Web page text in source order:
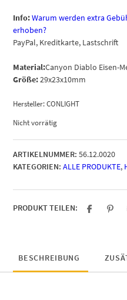
Info:Warum werden extra
erhoben?
PayPal, Kreditkarte, Lastschrift
Material:Canyon Diablo Eisen-
Größe:29x23x10mm
Hersteller:CONLIGHT
Nicht vorrätig
ARTIKELNUMMER: 56.12.0020
KATEGORIEN: ALLE PRODUKTE,
PRODUKT TEILEN:
BESCHREIBUNG